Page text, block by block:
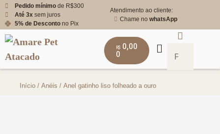
Pedido mínimo de R$300
Até 3x sem juros
5% de Desconto no Pix
Atendimento ao cliente:
Chame no whatsApp
R$0,00
0
Início / Anéis / Anel gatinho liso folheado a ouro